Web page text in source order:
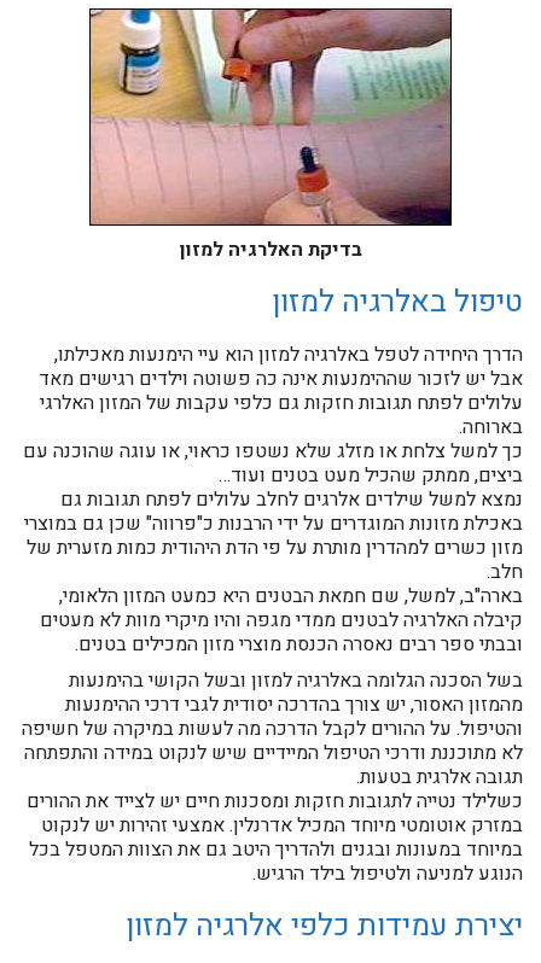
בדיקת האלרגיה למזון
טיפול באלרגיה למזון
הדרך היחידה לטפל באלרגיה למזון הוא עיי הימנעות מאכילתו,
אבל יש לזכור שההימנעות אינה כה פשוטה וילדים רגישים מאד
עלולים לפתח תגובות חזקות גם כלפי עקבות של המזון האלרגי
בארוחה.
כך למשל צלחת או מזלג שלא נשטפו כראוי, או עוגה שהוכנה עם
ביצים, ממתק שהכיל מעט בטנים ועוד…
נמצא למשל שילדים אלרגים לחלב עלולים לפתח תגובות גם
באכילת מזונות המוגדרים על ידי הרבנות כ"פרווה" שכן גם במוצרי
מזון כשרים למהדרין מותרת על פי הדת היהודית כמות מזערית של
חלב.
בארה"ב, למשל, שם חמאת הבטנים היא כמעט המזון הלאומי,
קיבלה האלרגיה לבטנים ממדי מגפה והיו מיקרי מוות לא מעטים
ובבתי ספר רבים נאסרה הכנסת מוצרי מזון המכילים בטנים.
בשל הסכנה הגלומה באלרגיה למזון ובשל הקושי בהימנעות
מהמזון האסור, יש צורך בהדרכה יסודית לגבי דרכי ההימנעות
והטיפול. על ההורים לקבל הדרכה מה לעשות במיקרה של חשיפה
לא מתוכננת ודרכי הטיפול המיידיים שיש לנקוט במידה והתפתחה
תגובה אלרגית בטעות.
כשלילד נטייה לתגובות חזקות ומסכנות חיים יש לצייד את ההורים
במזרק אוטומטי מיוחד המכיל אדרנלין. אמצעי זהירות יש לנקוט
במיוחד במעונות ובגנים ולהדריך היטב גם את הצוות המטפל בכל
הנוגע למניעה ולטיפול בילד הרגיש.
יצירת עמידות כלפי אלרגיה למזון